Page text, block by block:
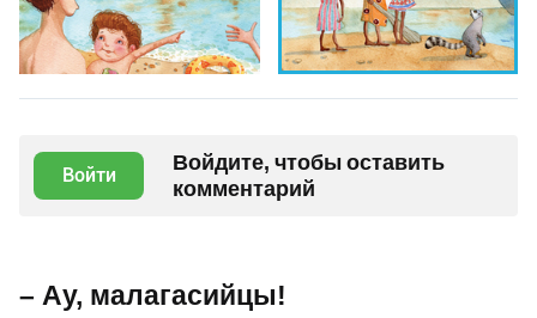
Войти
Войдите, чтобы оставить
комментарий
– Ау, малагасийцы!